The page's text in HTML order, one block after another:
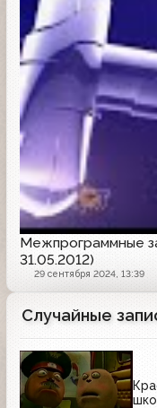
Межпрограммные
31.05.2012)
29 сентября 2024, 13:39
Случайные